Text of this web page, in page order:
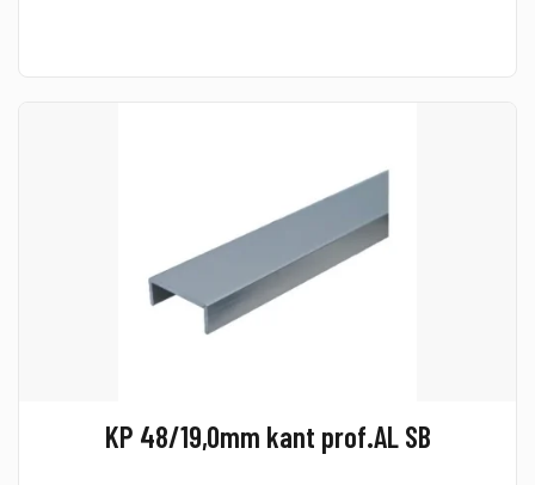
KP 48/19,0mm kant prof.AL SB